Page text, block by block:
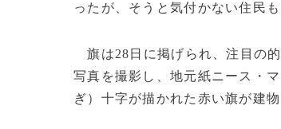
ったが、そうと気付かない住民
旗は28日に掲げられ、注目の
写真を撮影し、地元紙ニース・
ぎ）十字が描かれた赤い旗が建